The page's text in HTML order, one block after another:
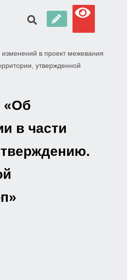
в проект межевания
утвержденной
«Об
в части